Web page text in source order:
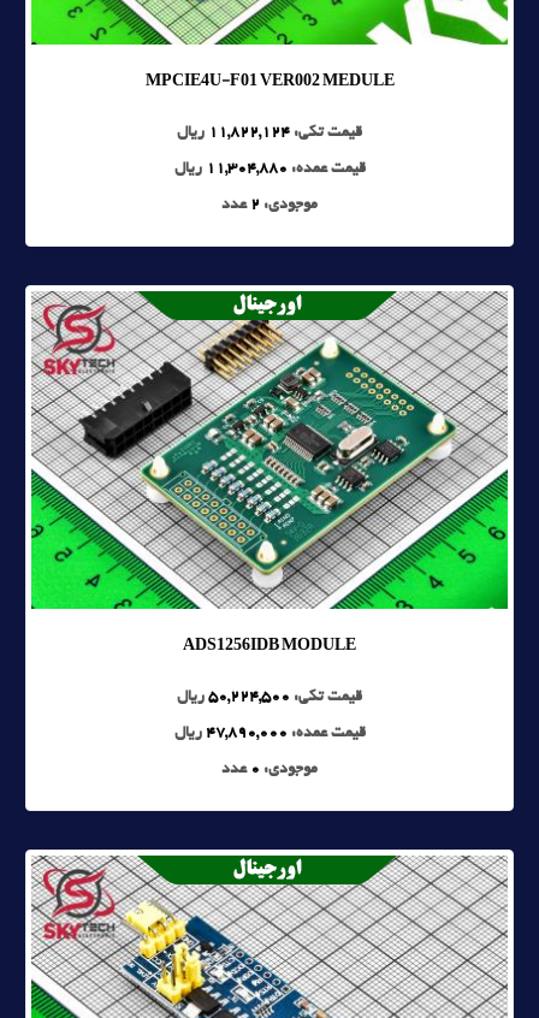
MPCIE4U-F01 VER002 MEDULE
قیمت تکی: 11,822,124 ریال
قیمت عمده: 11,304,880 ریال
موجودی: 2 عدد
ADS1256IDB MODULE
قیمت تکی: 50,224,500 ریال
قیمت عمده: 47,890,000 ریال
موجودی: 0 عدد